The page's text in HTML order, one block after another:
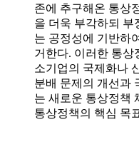
존에 추구해온 통상
을 더욱 부각하되 부
는 공정성에 기반하
거한다. 이러한 통상
소기업의 국제화나
분배 문제의 개선과
는 새로운 통상정책
통상정책의 핵심 목